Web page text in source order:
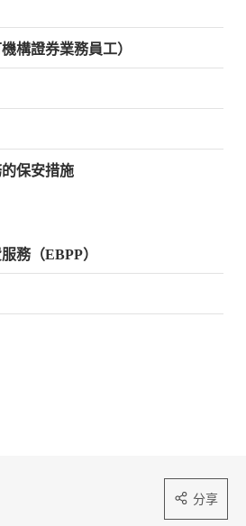
構證券業務員工）
保安措施
務（EBPP）
分享